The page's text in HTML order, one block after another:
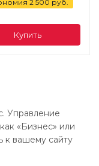
2 500 руб.
Купить
Управление
«Бизнес» или
к вашему сайту